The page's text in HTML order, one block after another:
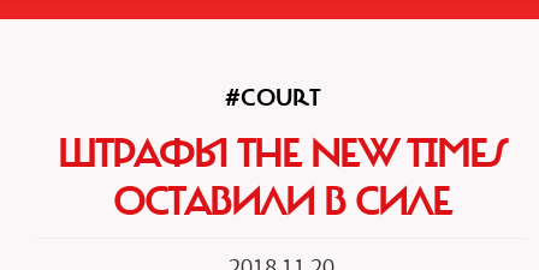
#COURT
ШТРАФЫ THE NEW TIMES
ОСТАВИЛИ В СИЛЕ